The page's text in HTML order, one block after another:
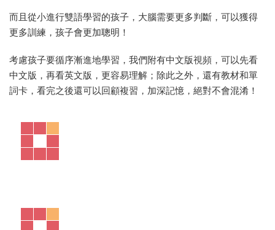
而且從小進行雙語學習的孩子，大腦需要更多判斷，可以獲得
更多訓練，孩子會更加聰明！
考慮孩子要循序漸進地學習，我們附有中文版視頻，可以先看
中文版，再看英文版，更容易理解；除此之外，還有教材和單
詞卡，看完之後還可以回顧複習，加深記憶，絕對不會混淆！